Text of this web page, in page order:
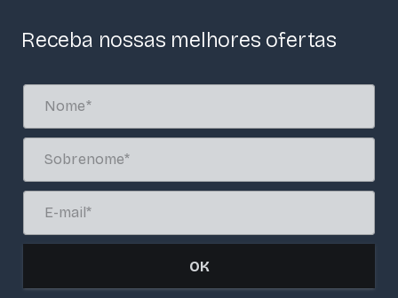
Receba nossas melhores ofertas
OK